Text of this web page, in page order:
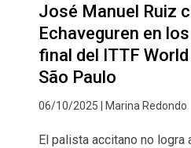
José Manuel Ruiz
Echaveguren en
final del ITTF
São Paulo
06/10/2025 | Marina Redondo
El palista accitano no